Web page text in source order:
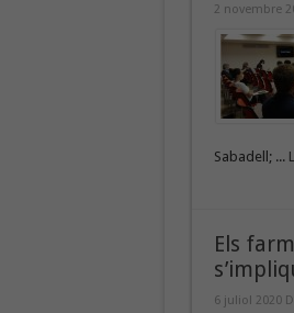
2 novembre
Sabadell; ...
Els
6 juliol 2020